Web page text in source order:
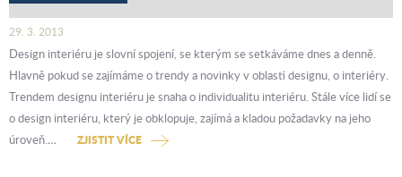
29. 3. 2013
Design interiéru je slovní spojení, se kterým se setkáváme dnes a denně.
Hlavně pokud se zajímáme o trendy a novinky v oblasti designu, o interiéry.
Trendem designu interiéru je snaha o individualitu interiéru. Stále více lidí se
o design interiéru, který je obklopuje, zajímá a kladou požadavky na jeho
úroveň.…
ZJISTIT VÍCE